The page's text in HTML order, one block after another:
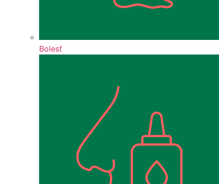
Bolesť